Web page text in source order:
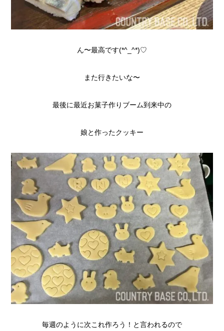
ん〜最高です(*^_^*)♡
また行きたいな〜
最後に最近お菓子作りブーム到来中の
娘と作ったクッキー
毎週のように次これ作ろう！と言われるので